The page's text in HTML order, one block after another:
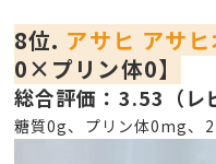
8位. アサヒ アサヒ
0×プリン体0】
総合評価：3.53（レ
糖質0g、プリン体0mg